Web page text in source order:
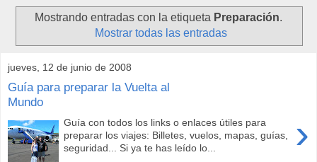
Mostrando entradas con la etiqueta Preparación.
Mostrar todas las entradas
jueves, 12 de junio de 2008
Guía para preparar la Vuelta al
Mundo
›
Guía con todos los links o enlaces útiles para
preparar los viajes: Billetes, vuelos, mapas, guías,
seguridad... Si ya te has leído lo...